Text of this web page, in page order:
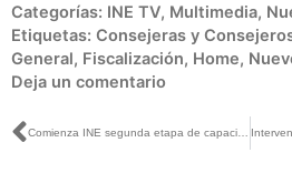
Categorías: INE TV, Multimedia,
Etiquetas: Consejeras y
General, Fiscalización, Home,
Deja un comentario
Ant